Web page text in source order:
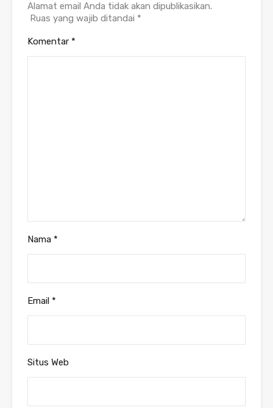
Alamat email Anda tidak akan dipublikasikan.
Ruas yang wajib ditandai *
Komentar *
Nama *
Email *
Situs Web